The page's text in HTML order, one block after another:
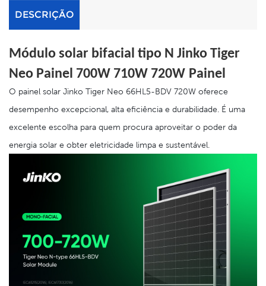
DESCRIÇÃO
Módulo solar bifacial tipo N Jinko Tiger
Neo Painel 700W 710W 720W Painel
O painel solar Jinko Tiger Neo 66HL5-BDV 720W oferece
desempenho excepcional, alta eficiência e durabilidade. É uma
excelente escolha para quem procura aproveitar o poder da
energia solar e obter eletricidade limpa e sustentável.